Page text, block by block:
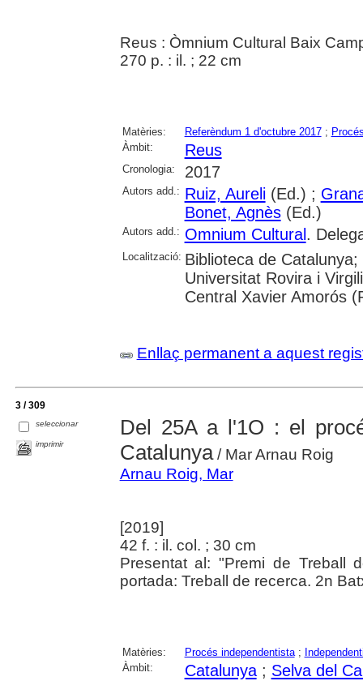
Reus : Òmnium Cultural Baix
270 p. : il. ; 22 cm
Matèries: Referèndum 1 d'octubre 2017;
Àmbit:
Reus
Cronologia: 2017
Autors add.: Ruiz, Aureli(Ed.) ;
Bonet, Agnès(Ed.)
Autors add.: Omnium Cultural .
Localització: Biblioteca de
Universitat Rovira i
Central Xavier Amorós
Enllaç permanent a aquest
3 / 309
seleccionar
imprimir
Del 25A a l'1O : el
Catalunya/ Mar Arnau Roig
Arnau Roig, Mar
[2019]
42 f. : il. col. ; 30 cm
Presentat al: "Premi de Treball
portada: Treball de recerca. 2n
Matèries: Procés independentista;
Àmbit:
Catalunya; Selva del